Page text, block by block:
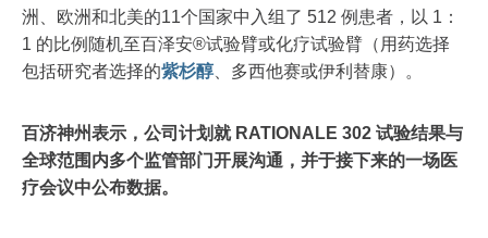
洲、欧洲和北美的11个国家中入组了 512 例患者，以 1：
1 的比例随机至百泽安®试验臂或化疗试验臂（用药选择
包括研究者选择的紫杉醇、多西他赛或伊利替康）。
百济神州表示，公司计划就 RATIONALE 302 试验结果与
全球范围内多个监管部门开展沟通，并于接下来的一场医
疗会议中公布数据。